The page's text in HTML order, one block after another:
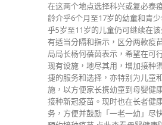
在这两个地点选择科兴或复必泰
龄介乎6个月至17岁的幼童和青
乎5岁至11岁的儿童仍可继续在
有适当分隔和指示，区分两款疫
局局长杨何蓓茵表示，希望在可
现有设施，地尽其用，增加接种
捷的服务和选择，亦特别为儿童
施，以方便家长携幼童到母婴健
接种新冠疫苗。现时也在长者健
务，方便并鼓励「一老一幼」尽